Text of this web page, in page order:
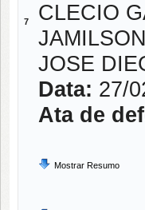
7
CLECIO
JOSE
Data: 27/
Ata de
Mostrar Resumo